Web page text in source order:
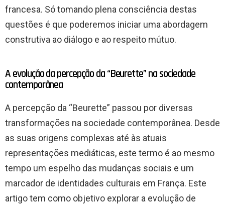
francesa. Só tomando plena consciência destas
questões é que poderemos iniciar uma abordagem
construtiva ao diálogo e ao respeito mútuo.
A evolução da percepção da “Beurette” na sociedade
contemporânea
A percepção da “Beurette” passou por diversas
transformações na sociedade contemporânea. Desde
as suas origens complexas até às atuais
representações mediáticas, este termo é ao mesmo
tempo um espelho das mudanças sociais e um
marcador de identidades culturais em França. Este
artigo tem como objetivo explorar a evolução de